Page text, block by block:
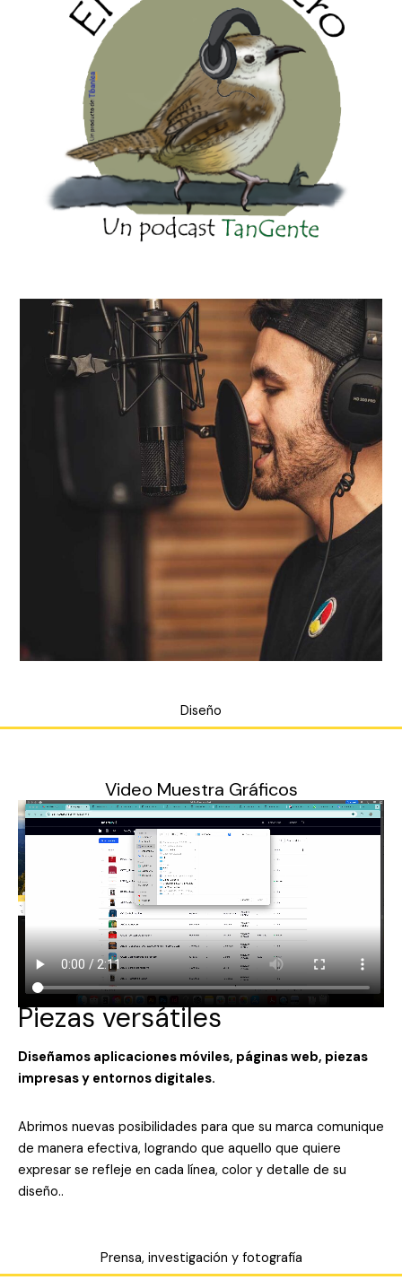
Diseño
Video Muestra Gráficos
Piezas versátiles
Diseñamos aplicaciones móviles, páginas web, piezas
impresas y entornos digitales.
Abrimos nuevas posibilidades para que su marca comunique
de manera efectiva, logrando que aquello que quiere
expresar se refleje en cada línea, color y detalle de su
diseño..
Prensa, investigación y fotografía